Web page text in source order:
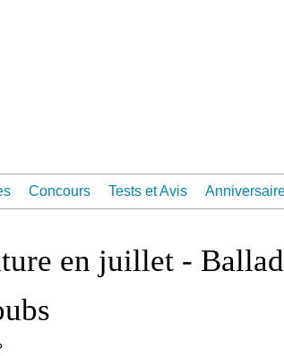
Concours Tests et Avis
en juillet -